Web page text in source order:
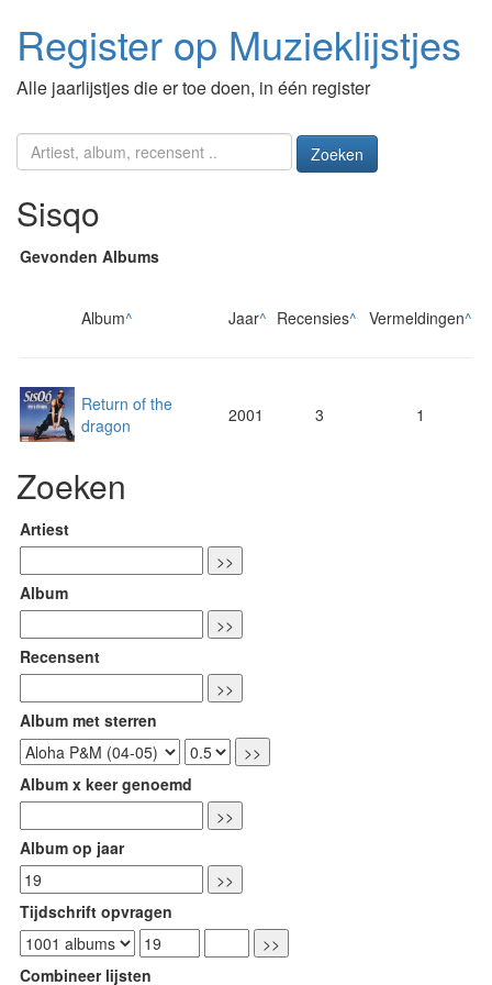
Register op Muzieklijstjes
Alle jaarlijstjes die er toe doen, in één register
Zoeken
Sisqo
Gevonden Albums
Album^ Jaar^ Recensies^ Vermeldingen^
Return of the
dragon
2001 3 1
Zoeken
Artiest
Album
Recensent
Album met sterren
Album x keer genoemd
Album op jaar
Tijdschrift opvragen
Combineer lijsten